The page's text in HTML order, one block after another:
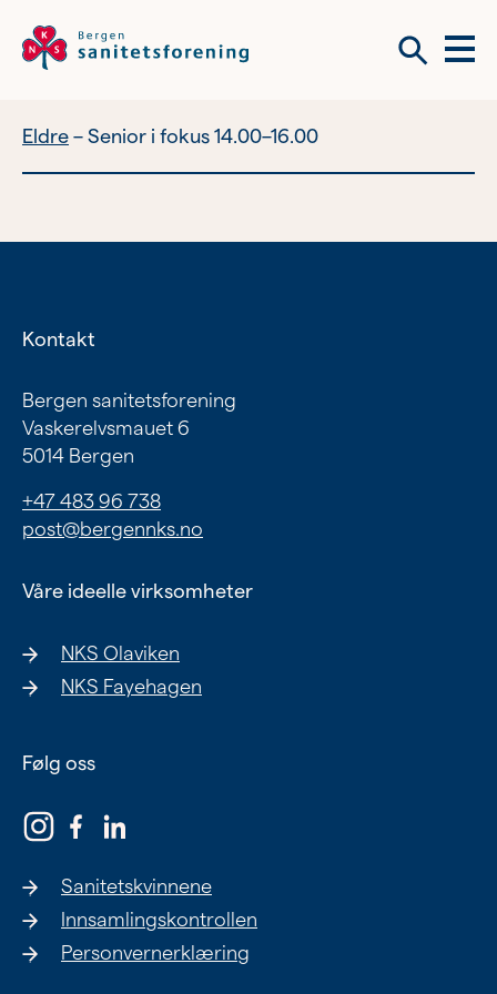
Meny
Vil du bli frivillig? Om tilbudene våre
Nyhetsbrev
Om tilbudene våre
Kvinnehelse
Ung
Om oss
Siste nytt
Eldre Senior i fokus 14.00–16.00
Kontakt
Bergen sanitetsforening
Vaskerelvsmauet 6
5014 Bergen
+47 483 96 738
post@bergennks.no
Våre ideelle virksomheter
NKS Olaviken
NKS Fayehagen
Følg oss
Sanitetskvinnene
Innsamlingskontrollen
Personvernerklæring